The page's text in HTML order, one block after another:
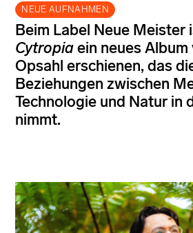
NEUE AUFNAHMEN
Beim Label Neue Meister
Cytropiaein neues
Opsahl erschienen, das
Beziehungen zwischen
Technologie und Natur in
nimmt.